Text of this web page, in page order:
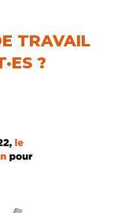
TRAVAIL
?